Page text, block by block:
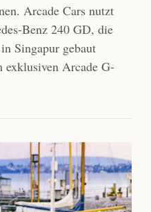
Arcade Cars nutzt
Benz 240 GD, die
Singapur gebaut
exklusiven Arcade G-